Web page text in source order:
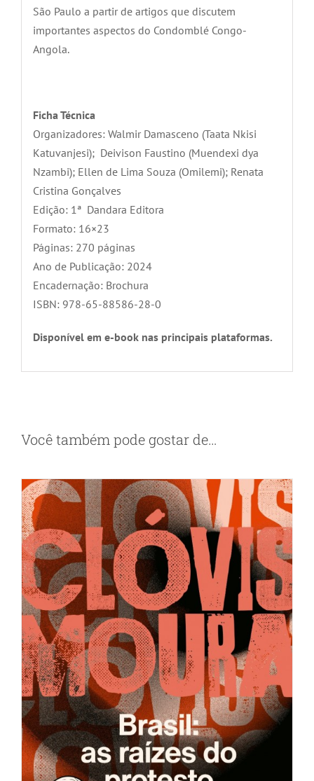
São Paulo a partir de artigos que discutem
importantes aspectos do Condomblé Congo-
Angola.
Ficha Técnica
Organizadores: Walmir Damasceno (Taata Nkisi
Katuvanjesi); Deivison Faustino (Muendexi dya
Nzambi); Ellen de Lima Souza (Omilemi); Renata
Cristina Gonçalves
Edição: 1ª Dandara Editora
Formato: 16×23
Páginas: 270 páginas
Ano de Publicação: 2024
Encadernação: Brochura
ISBN: 978-65-88586-28-0
Disponível em e-book nas principais plataformas.
Você também pode gostar de…